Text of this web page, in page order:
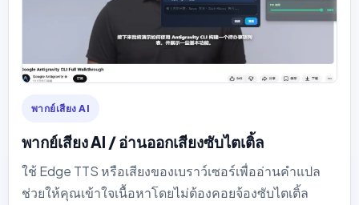
พากย์เสียง AI
พากย์เสียง AI / อ่านออกเสียงซับไตเติ้ล
ใช้ Edge TTS หรือเสียงของเบราว์เซอร์เพื่ออ่านคำแปล
ช่วยให้คุณเข้าใจเนื้อหาโดยไม่ต้องคอยจ้องซับไตเติ้ล